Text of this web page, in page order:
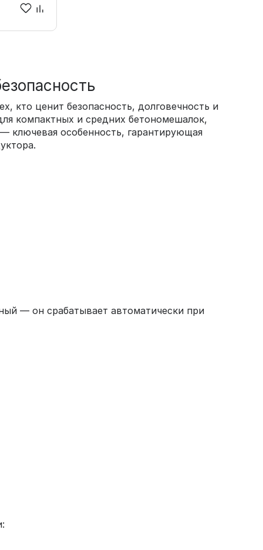
кто ценит безопасность, долговечность и
компактных и средних бетономешалок,
ключевая особенность, гарантирующая
— он срабатывает автоматически при